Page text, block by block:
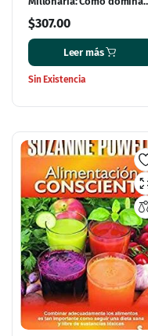
riqueza (portada puede
variar)
$307.00
Leer más
Sin Existencia